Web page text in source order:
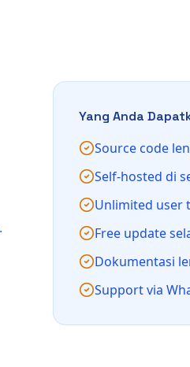
Yang Anda
Source code
Self-hosted di
Unlimited user
Free update
Dokumentasi
Support via